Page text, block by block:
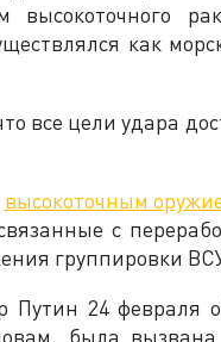
высокоточного
как
все цели удара
высокоточным
с
группировки
Путин 24 февраля
была